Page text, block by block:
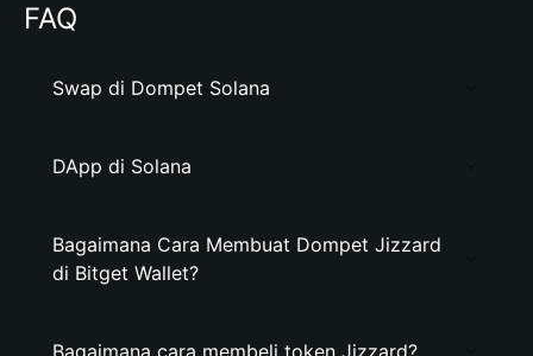
FAQ
Swap di Dompet Solana
DApp di Solana
Bagaimana Cara Membuat Dompet Jizzard
di Bitget Wallet?
Bagaimana cara membeli token Jizzard?